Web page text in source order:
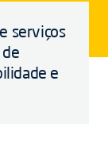
serviços
e